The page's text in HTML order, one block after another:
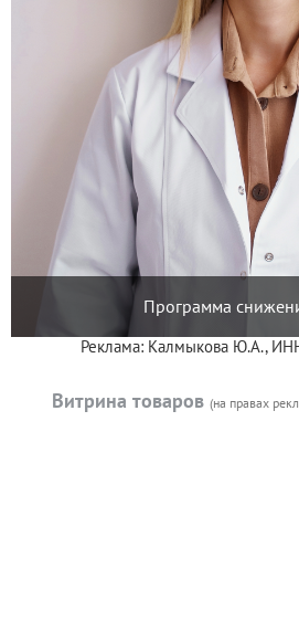
Программа
Реклама: Калмыкова Ю.А.,
Витрина товаров (на правах